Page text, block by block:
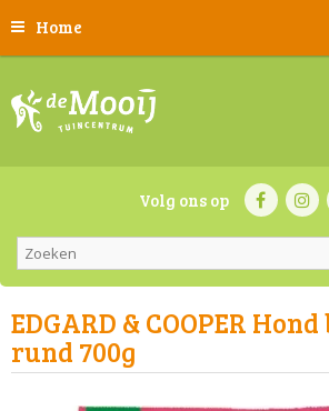
Home
Volg ons op
EDGARD & COOPER
rund 700g